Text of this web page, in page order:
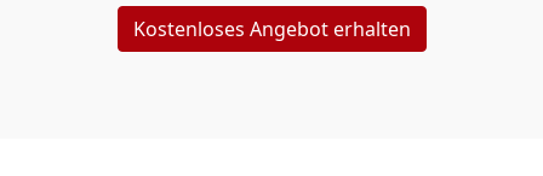
Kostenloses Angebot erhalten